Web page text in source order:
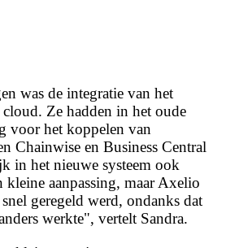
was de integratie van het
Ze hadden in het oude
voor het koppelen van
Chainwise en Business Central
in het nieuwe systeem ook
kleine aanpassing, maar Axelio
geregeld werd, ondanks dat
werkte", vertelt Sandra.